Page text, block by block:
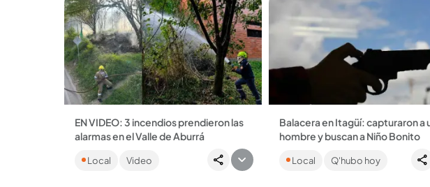
EN VIDEO: 3 incendios prendieron las
alarmas en el Valle de Aburrá
Itagüí y una en Bello. La rápida
Local Video
Balacera en Itagüí: capturaron a
hombre y buscan a Niño Bonito
La comunidad reportó unos
en una casa del barrio Santa
sería usada para fiestas
Local Q'hubo hoy